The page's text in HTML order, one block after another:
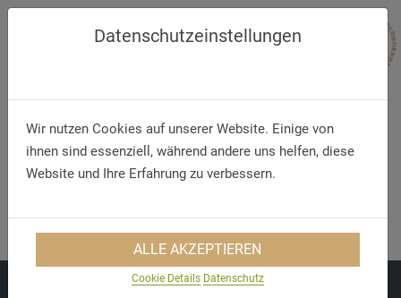
+49 5321 75 91 - 40
info@akzent.de
Datenschutzeinstellungen
Wir nutzen Cookies auf unserer Website. Einige von
ihnen sind essenziell, während andere uns helfen, diese
Website und Ihre Erfahrung zu verbessern.
ALLE AKZEPTIEREN
Cookie Details Datenschutz